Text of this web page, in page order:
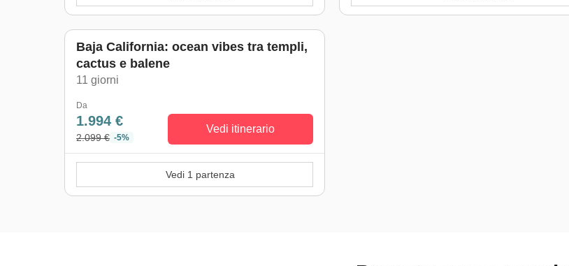
Baja California: ocean vibes tra templi,
cactus e balene
11 giorni
Da
1.994 €
2.099 € -5%
Vedi itinerario
Vedi 1 partenza